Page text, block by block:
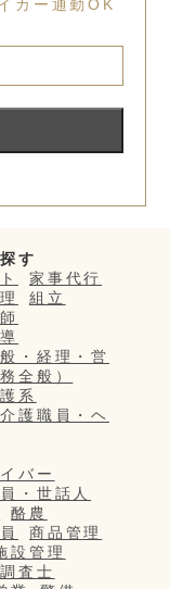
カー通勤OK
す
家事代行
組立
・経理・営
全般）
系
護職員・ヘ
バー
・世話人
酪農
商品管理
設管理
査士